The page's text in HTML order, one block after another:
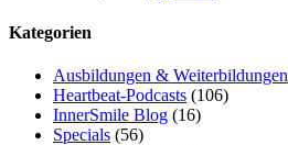
Kategorien
Ausbildungen & Weiterbildungen
Heartbeat-Podcasts (106)
InnerSmile Blog (16)
Specials (56)